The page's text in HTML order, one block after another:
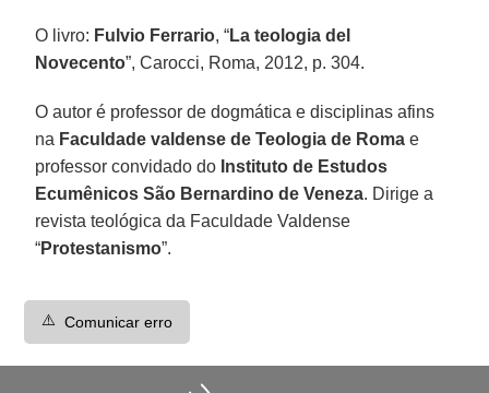
O livro: Fulvio Ferrario, “La teologia del
Novecento”, Carocci, Roma, 2012, p. 304.
O autor é professor de dogmática e disciplinas afins
na Faculdade valdense de Teologia de Roma e
professor convidado do Instituto de Estudos
Ecumênicos São Bernardino de Veneza. Dirige a
revista teológica da Faculdade Valdense
“Protestanismo”.
⚠️ Comunicar erro